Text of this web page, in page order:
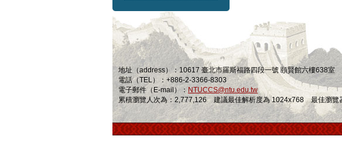
地址（address）：10617 臺北市羅斯福路四段一號 頤賢館六樓638室
電話（TEL）：+886-2-3366-8303
電子郵件（E-mail）： NTUCCS@ntu.edu.tw
累積瀏覽人次為：2,777,126 建議最佳解析度為 1024x768 最佳瀏覽